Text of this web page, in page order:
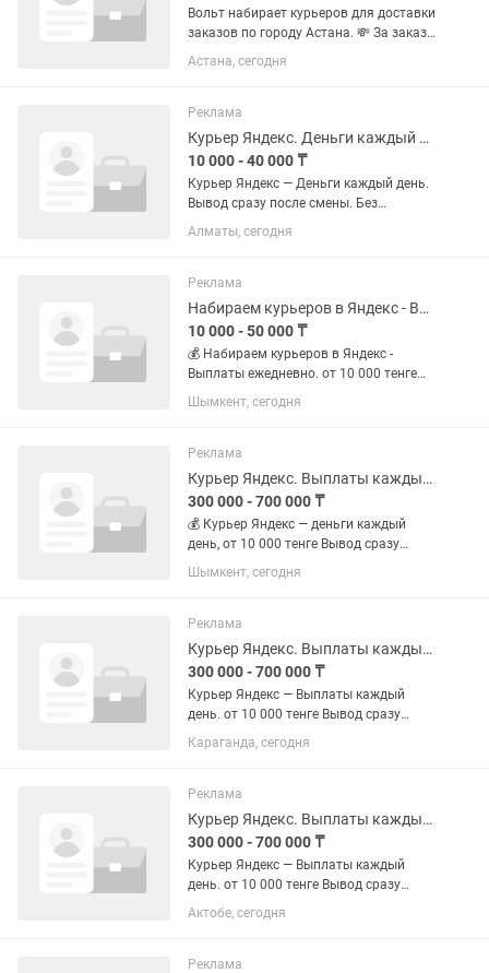
Вольт набирает курьеров для доставки
заказов по городу Астана. 💸 За заказ
1000–1300 тг 💳 Выплаты через Tezal,
можно выводить деньги на любую
18 лет — Работа через...
Астана, сегодня
Реклама
Курьер Яндекс. Деньги каждый день.
10 000 - 40 000 ₸
Курьер Яндекс — Деньги каждый день.
Вывод сразу после смены. Без
ожидания. За заказ: 700–1 800 тенге
За смену: до 40 000 тенге График —
Транспорт любой: пешком, вело,...
Алматы, сегодня
Реклама
Набираем курьеров в Яндекс - Выплаты ежедневно.
10 000 - 50 000 ₸
💰 Набираем курьеров в Яндекс -
Выплаты ежедневно. от 10 000 тенге
Вывод сразу после смены. Без
ожидания. За заказ: 700–1 800 тенге
твой. Работаешь когда...
Шымкент, сегодня
Реклама
Курьер Яндекс. Выплаты каждый день.
300 000 - 700 000 ₸
💰 Курьер Яндекс — деньги каждый
день, от 10 000 тенге Вывод сразу
после смены. Без ожидания. За заказ:
700–1 800 тенге За смену: до 40 000
хочешь. Транспорт...
Шымкент, сегодня
Реклама
Курьер Яндекс. Выплаты каждый день.
300 000 - 700 000 ₸
Курьер Яндекс — Выплаты каждый
день. от 10 000 тенге Вывод сразу
после смены. Без ожидания. За заказ:
700–1 800 тенге За смену: до 40 000
хочешь. Транспорт любой:...
Караганда, сегодня
Реклама
Курьер Яндекс. Выплаты каждый день.
300 000 - 700 000 ₸
Курьер Яндекс — Выплаты каждый
день. от 10 000 тенге Вывод сразу
после смены. Без ожидания. За заказ:
700–1 800 тенге За смену: до 40 000
хочешь. Транспорт любой:...
Актобе, сегодня
Реклама